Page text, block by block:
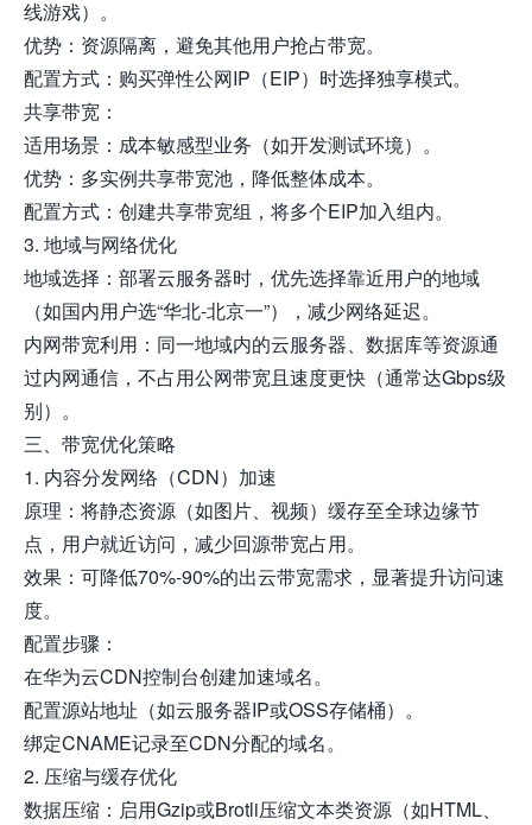
线游戏）。
优势：资源隔离，避免其他用户抢占带宽。
配置方式：购买弹性公网IP（EIP）时选择独享模式。
共享带宽：
适用场景：成本敏感型业务（如开发测试环境）。
优势：多实例共享带宽池，降低整体成本。
配置方式：创建共享带宽组，将多个EIP加入组内。
3. 地域与网络优化
地域选择：部署云服务器时，优先选择靠近用户的地域
（如国内用户选“华北-北京一”），减少网络延迟。
内网带宽利用：同一地域内的云服务器、数据库等资源通
过内网通信，不占用公网带宽且速度更快（通常达Gbps级
别）。
三、带宽优化策略
1. 内容分发网络（CDN）加速
原理：将静态资源（如图片、视频）缓存至全球边缘节
点，用户就近访问，减少回源带宽占用。
效果：可降低70%-90%的出云带宽需求，显著提升访问速
度。
配置步骤：
在华为云CDN控制台创建加速域名。
配置源站地址（如云服务器IP或OSS存储桶）。
绑定CNAME记录至CDN分配的域名。
2. 压缩与缓存优化
数据压缩：启用Gzip或Brotli压缩文本类资源（如HTML、